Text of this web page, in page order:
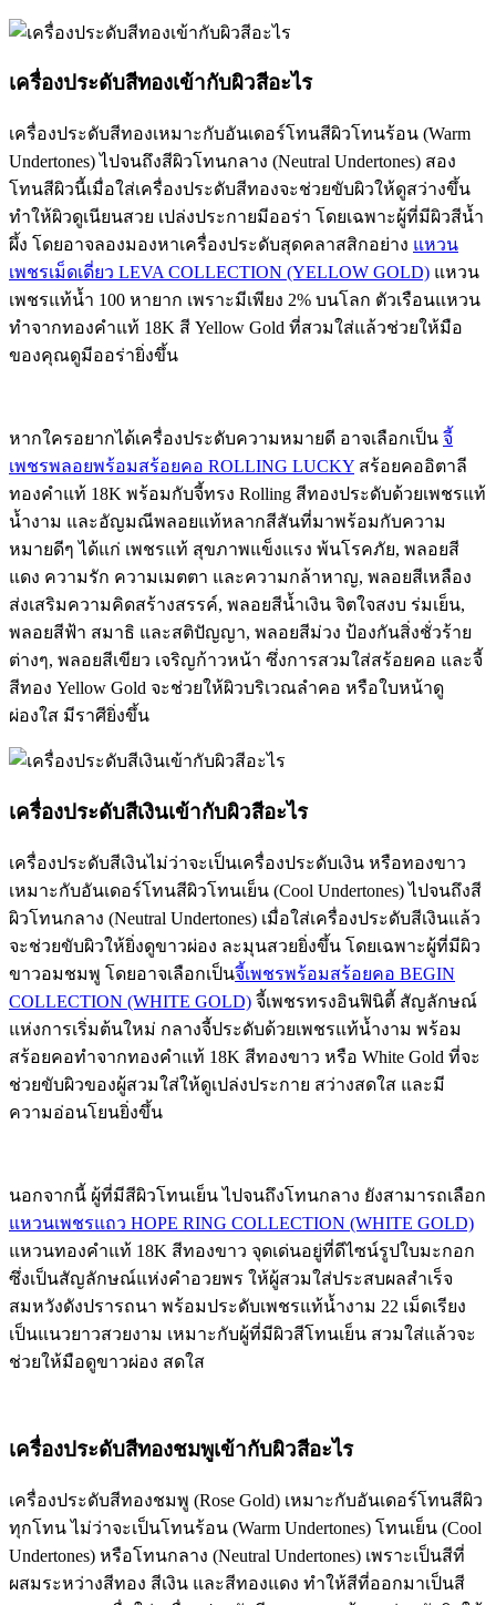
เครื่องประดับสีทองเข้ากับผิวสีอะไร
เครื่องประดับสีทองเหมาะกับอันเดอร์โทนสีผิวโทนร้อน (Warm
Undertones) ไปจนถึงสีผิวโทนกลาง (Neutral Undertones) สอง
โทนสีผิวนี้เมื่อใส่เครื่องประดับสีทองจะช่วยขับผิวให้ดูสว่างขึ้น
ทำให้ผิวดูเนียนสวย เปล่งประกายมีออร่า โดยเฉพาะผู้ที่มีผิวสีน้ำ
ผึ้ง โดยอาจลองมองหาเครื่องประดับสุดคลาสสิกอย่าง แหวน
เพชรเม็ดเดี่ยว LEVA COLLECTION (YELLOW GOLD) แหวน
เพชรแท้น้ำ 100 หายาก เพราะมีเพียง 2% บนโลก ตัวเรือนแหวน
ทำจากทองคำแท้ 18K สี Yellow Gold ที่สวมใส่แล้วช่วยให้มือ
ของคุณดูมีออร่ายิ่งขึ้น
หากใครอยากได้เครื่องประดับความหมายดี อาจเลือกเป็น จี้
เพชรพลอยพร้อมสร้อยคอ ROLLING LUCKY สร้อยคออิตาลี
ทองคำแท้ 18K พร้อมกับจี้ทรง Rolling สีทองประดับด้วยเพชรแท้
น้ำงาม และอัญมณีพลอยแท้หลากสีสันที่มาพร้อมกับความ
หมายดีๆ ได้แก่ เพชรแท้ สุขภาพแข็งแรง พ้นโรคภัย, พลอยสี
แดง ความรัก ความเมตตา และความกล้าหาญ, พลอยสีเหลือง
ส่งเสริมความคิดสร้างสรรค์, พลอยสีน้ำเงิน จิตใจสงบ ร่มเย็น,
พลอยสีฟ้า สมาธิ และสติปัญญา, พลอยสีม่วง ป้องกันสิ่งชั่วร้าย
ต่างๆ, พลอยสีเขียว เจริญก้าวหน้า ซึ่งการสวมใส่สร้อยคอ และจี้
สีทอง Yellow Gold จะช่วยให้ผิวบริเวณลำคอ หรือใบหน้าดู
ผ่องใส มีราศียิ่งขึ้น
เครื่องประดับสีเงินเข้ากับผิวสีอะไร
เครื่องประดับสีเงินไม่ว่าจะเป็นเครื่องประดับเงิน หรือทองขาว
เหมาะกับอันเดอร์โทนสีผิวโทนเย็น (Cool Undertones) ไปจนถึงสี
ผิวโทนกลาง (Neutral Undertones) เมื่อใส่เครื่องประดับสีเงินแล้ว
จะช่วยขับผิวให้ยิ่งดูขาวผ่อง ละมุนสวยยิ่งขึ้น โดยเฉพาะผู้ที่มีผิว
ขาวอมชมพู โดยอาจเลือกเป็นจี้เพชรพร้อมสร้อยคอ BEGIN
COLLECTION (WHITE GOLD) จี้เพชรทรงอินฟินิตี้ สัญลักษณ์
แห่งการเริ่มต้นใหม่ กลางจี้ประดับด้วยเพชรแท้น้ำงาม พร้อม
สร้อยคอทำจากทองคำแท้ 18K สีทองขาว หรือ White Gold ที่จะ
ช่วยขับผิวของผู้สวมใส่ให้ดูเปล่งประกาย สว่างสดใส และมี
ความอ่อนโยนยิ่งขึ้น
นอกจากนี้ ผู้ที่มีสีผิวโทนเย็น ไปจนถึงโทนกลาง ยังสามารถเลือก
แหวนเพชรแถว HOPE RING COLLECTION (WHITE GOLD)
แหวนทองคำแท้ 18K สีทองขาว จุดเด่นอยู่ที่ดีไซน์รูปใบมะกอก
ซึ่งเป็นสัญลักษณ์แห่งคำอวยพร ให้ผู้สวมใส่ประสบผลสำเร็จ
สมหวังดังปรารถนา พร้อมประดับเพชรแท้น้ำงาม 22 เม็ดเรียง
เป็นแนวยาวสวยงาม เหมาะกับผู้ที่มีผิวสีโทนเย็น สวมใส่แล้วจะ
ช่วยให้มือดูขาวผ่อง สดใส
เครื่องประดับสีทองชมพูเข้ากับผิวสีอะไร
เครื่องประดับสีทองชมพู (Rose Gold) เหมาะกับอันเดอร์โทนสีผิว
ทุกโทน ไม่ว่าจะเป็นโทนร้อน (Warm Undertones) โทนเย็น (Cool
Undertones) หรือโทนกลาง (Neutral Undertones) เพราะเป็นสีที่
ผสมระหว่างสีทอง สีเงิน และสีทองแดง ทำให้สีที่ออกมาเป็นสี